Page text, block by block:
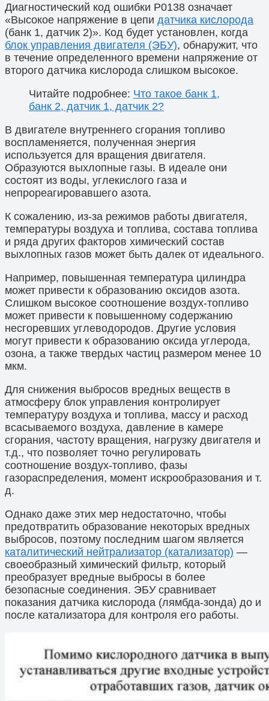
Диагностический код ошибки P0138 означает
«Высокое напряжение в цепи датчика кислорода
(банк 1, датчик 2)». Код будет установлен, когда
блок управления двигателя (ЭБУ), обнаружит, что
в течение определенного времени напряжение от
второго датчика кислорода слишком высокое.
Читайте подробнее: Что такое банк 1,
банк 2, датчик 1, датчик 2?
В двигателе внутреннего сгорания топливо
воспламеняется, полученная энергия
используется для вращения двигателя.
Образуются выхлопные газы. В идеале они
состоят из воды, углекислого газа и
непрореагировавшего азота.
К сожалению, из-за режимов работы двигателя,
температуры воздуха и топлива, состава топлива
и ряда других факторов химический состав
выхлопных газов может быть далек от идеального.
Например, повышенная температура цилиндра
может привести к образованию оксидов азота.
Слишком высокое соотношение воздух-топливо
может привести к повышенному содержанию
несгоревших углеводородов. Другие условия
могут привести к образованию оксида углерода,
озона, а также твердых частиц размером менее 10
мкм.
Для снижения выбросов вредных веществ в
атмосферу блок управления контролирует
температуру воздуха и топлива, массу и расход
всасываемого воздуха, давление в камере
сгорания, частоту вращения, нагрузку двигателя и
т.д., что позволяет точно регулировать
соотношение воздух-топливо, фазы
газораспределения, момент искрообразования и т.
д.
Однако даже этих мер недостаточно, чтобы
предотвратить образование некоторых вредных
выбросов, поэтому последним шагом является
каталитический нейтрализатор (катализатор) —
своеобразный химический фильтр, который
преобразует вредные выбросы в более
безопасные соединения. ЭБУ сравнивает
показания датчика кислорода (лямбда-зонда) до и
после катализатора для контроля его работы.